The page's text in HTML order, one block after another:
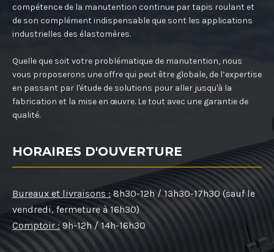
compétence de la manutention continue par tapis roulant et
de son complément indispensable que sont les applications
industrielles des élastomères.
Quelle que soit votre problématique de manutention, nous
vous proposerons une offre qui peut être globale, de l’expertise
en passant par l'étude de solutions pour aller jusqu'à la
fabrication et la mise en œuvre. Le tout avec une garantie de
qualité.
HORAIRES D'OUVERTURE
Bureaux et livraisons : 8h30-12h / 13h30-17h30 (sauf le
vendredi, fermeture à 16h30)
Comptoir : 9h-12h / 14h-16h30